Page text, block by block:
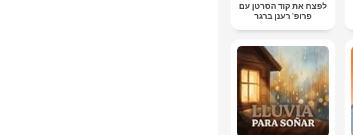
לפצח את קוד הסרטן עם
פרופ' רענן ברגר